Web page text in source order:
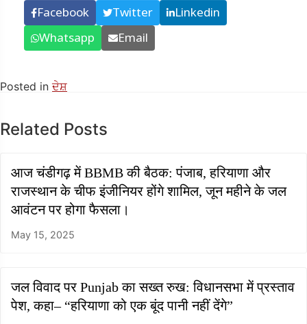
Facebook Twitter
Linkedin
Whatsapp
Email
Posted in ਦੇਸ਼
Related Posts
आज चंडीगढ़ में BBMB की बैठक: पंजाब, हरियाणा और
राजस्थान के चीफ इंजीनियर होंगे शामिल, जून महीने के जल
आवंटन पर होगा फैसला।
May 15, 2025
जल विवाद पर Punjab का सख्त रुख: विधानसभा में प्रस्ताव
पेश, कहा– “हरियाणा को एक बूंद पानी नहीं देंगे”